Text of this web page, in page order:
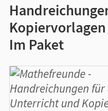
Kopiervorlagen
Im Paket